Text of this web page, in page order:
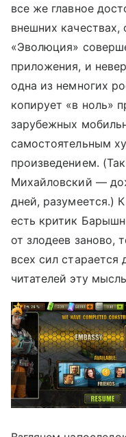
все же главное
внешних качествах,
«Эволюция»
приложения, и
одна из немногих
копирует «в ноль»
зарубежных
самостоятельным
произведением.
Михайловский —
дней, разумеется.)
есть критик
от злодеев заново,
всех сил старается
читателей эту